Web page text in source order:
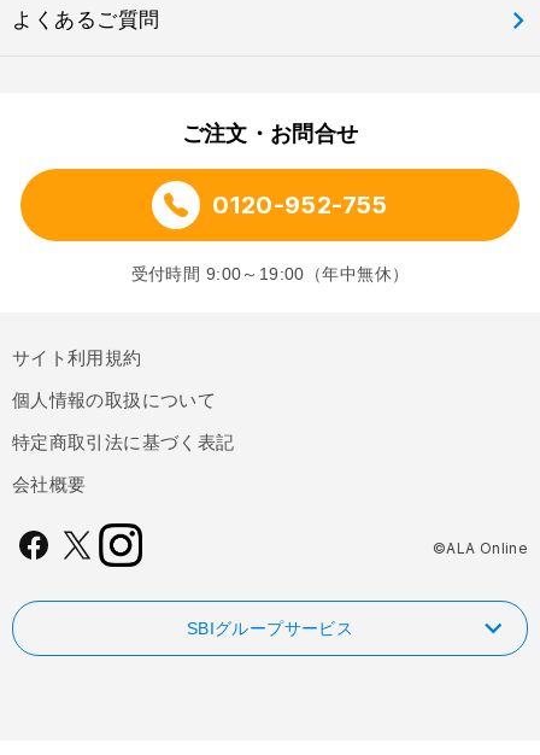
よくあるご質問
ご注文・お問合せ
0120-952-755
受付時間 9:00～19:00（年中無休）
サイト利用規約
個人情報の取扱について
特定商取引法に基づく表記
会社概要
©ALA Online
SBIグループサービス